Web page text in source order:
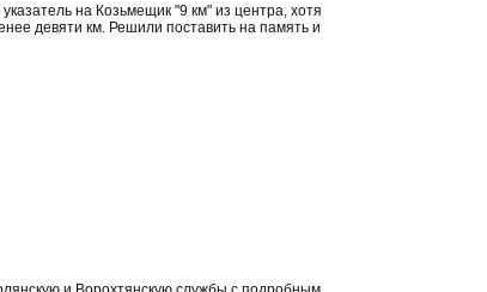
на Козьмещик "9 км" из центра, хотя
девяти км. Решили поставить на память и